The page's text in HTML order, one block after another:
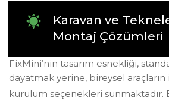
Karavan ve
Montaj Çözümleri
FixMini’nin tasarım esnekliği,
dayatmak yerine, bireysel
kurulum seçenekleri sunmaktadır.